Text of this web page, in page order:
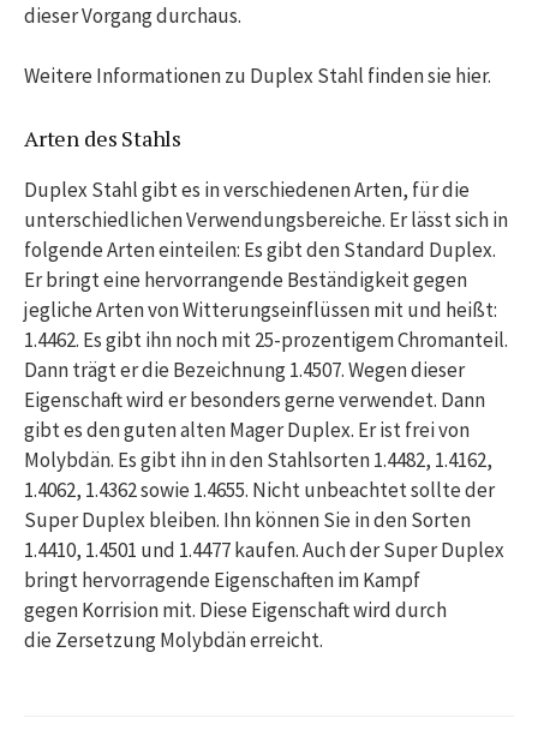
dieser Vorgang durchaus.
Weitere Informationen zu Duplex Stahl finden sie hier.
Arten des Stahls
Duplex Stahl gibt es in verschiedenen Arten, für die
unterschiedlichen Verwendungsbereiche. Er lässt sich in
folgende Arten einteilen: Es gibt den Standard Duplex.
Er bringt eine hervorrangende Beständigkeit gegen
jegliche Arten von Witterungseinflüssen mit und heißt:
1.4462. Es gibt ihn noch mit 25-prozentigem Chromanteil.
Dann trägt er die Bezeichnung 1.4507. Wegen dieser
Eigenschaft wird er besonders gerne verwendet. Dann
gibt es den guten alten Mager Duplex. Er ist frei von
Molybdän. Es gibt ihn in den Stahlsorten 1.4482, 1.4162,
1.4062, 1.4362 sowie 1.4655. Nicht unbeachtet sollte der
Super Duplex bleiben. Ihn können Sie in den Sorten
1.4410, 1.4501 und 1.4477 kaufen. Auch der Super Duplex
bringt hervorragende Eigenschaften im Kampf
gegen Korrision mit. Diese Eigenschaft wird durch
die Zersetzung Molybdän erreicht.